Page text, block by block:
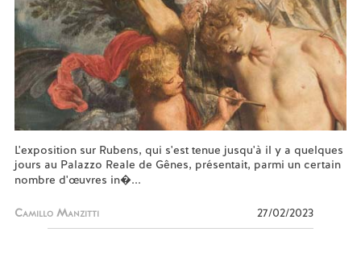
L'exposition sur Rubens, qui s'est tenue jusqu'à il y a quelques
jours au Palazzo Reale de Gênes, présentait, parmi un certain
nombre d'œuvres in�...
Camillo Manzitti 27/02/2023